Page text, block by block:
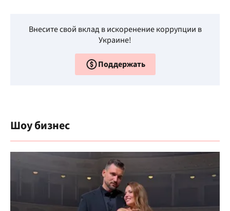
Внесите свой вклад в искоренение коррупции в
Украине!
Поддержать
Шоу бизнес